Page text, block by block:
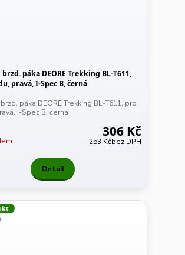
páka DEORE Trekking BL-T611,
pravá, I-Spec B, černá
páka DEORE Trekking BL-T611, pro
I-Spec B, černá
306 Kč
253 Kčbez DPH
Detail